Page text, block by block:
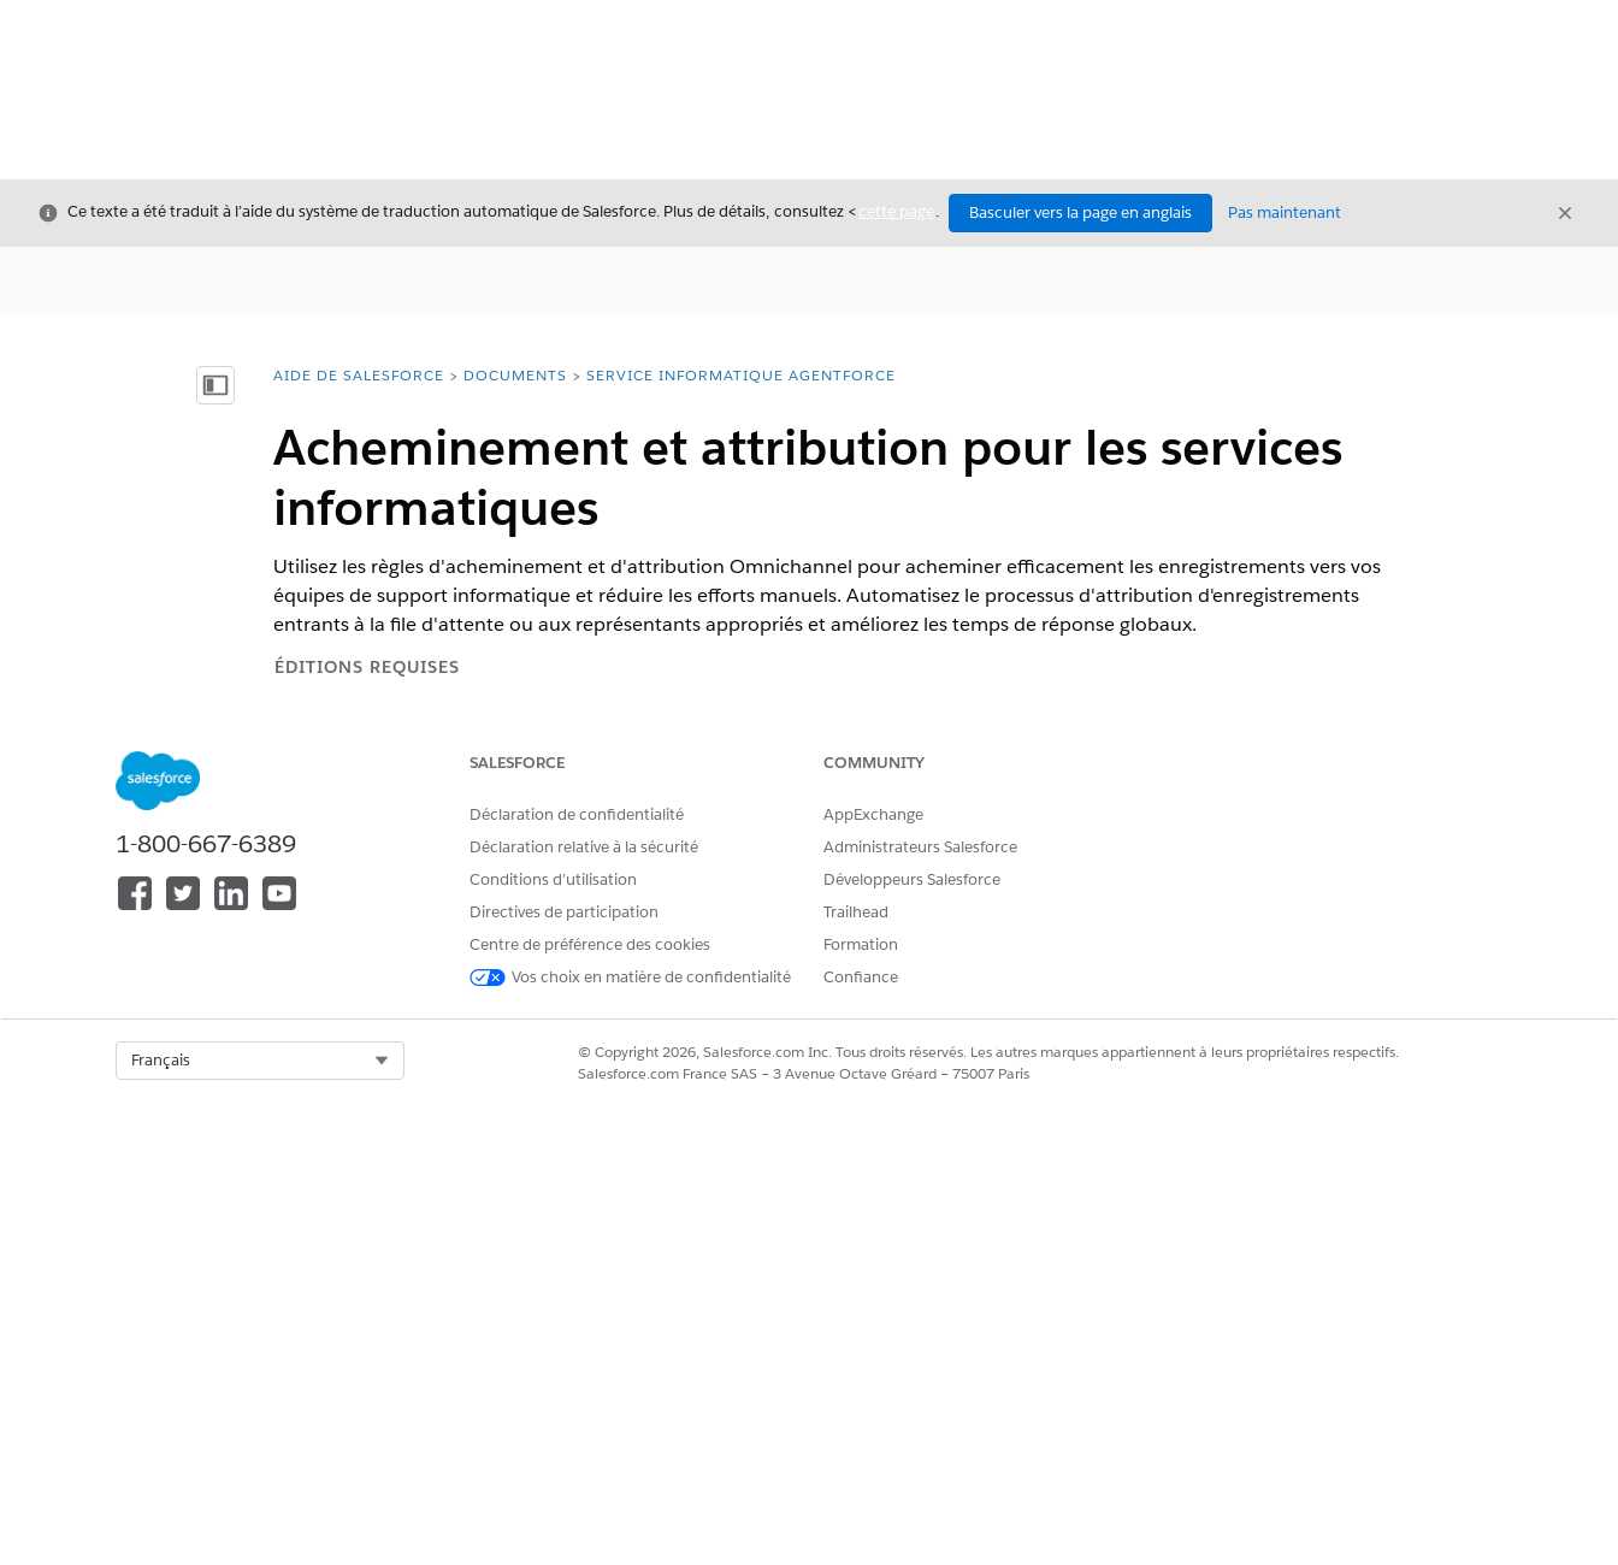
Fermer
Ce texte a été traduit à l’aide du système de traduction automatique de Salesforce. Plus de détails, consultez <cette page . Basculer vers la page en anglais Pas maintenant Fermer
Afficher la table des matières
Vous êtes ici :
AIDE DE SALESFORCE DOCUMENTS SERVICE INFORMATIQUE AGENTFORCE
Acheminement et attribution pour les services
informatiques
Utilisez les règles d'acheminement et d'attribution Omnichannel pour acheminer efficacement les enregistrements vers vos
équipes de support informatique et réduire les efforts manuels. Automatisez le processus d'attribution d'enregistrements
entrants à la file d'attente ou aux représentants appropriés et améliorez les temps de réponse globaux.
ÉDITIONS REQUISES
Disponible avec : éditionsEnterprise avec Agentforce IT Service.
Automatisation de l'attribution de travaux informatiques avec des règles d'attribution et l'acheminement Omnichannel
Découvrez comment un nouvel incident pour un problème informatique est acheminé vers l'agent de support approprié en utilisant
une combinaison de règles d'attribution et d'acheminement Omnichannel.
Règles d'attribution pour les services informatiques
Utilisez des règles d'attribution pour acheminer automatiquement les incidents, les problèmes, les demandes de modification, les
versions et les demandes de service vers l'utilisateur ou la file d'attente approprié, ce qui réduit l'attribution manuelle. Avec l'attribution
basée sur des règles, utilisez les attributs d'un enregistrement pour évaluer par rapport aux critères prédéfinis et acheminer la requête
Acheminement Omnichannel pour les services informatiques
Automatisez la distribution de tous les éléments de travail informatiques entrants, tels que les incidents, les problèmes et les demandes
1-800-667-6389
SALESFORCE
Déclaration de confidentialité
Déclaration relative à la sécurité
Conditions d’utilisation
Directives de participation
Centre de préférence des cookies
Vos choix en matière de confidentialité
COMMUNITY
AppExchange
Administrateurs Salesforce
Développeurs Salesforce
Trailhead
Formation
Confiance
Français
© Copyright 2026, Salesforce.com Inc. Tous droits réservés. Les autres marques appartiennent à leurs propriétaires respectifs.
Salesforce.com France SAS – 3 Avenue Octave Gréard – 75007 Paris